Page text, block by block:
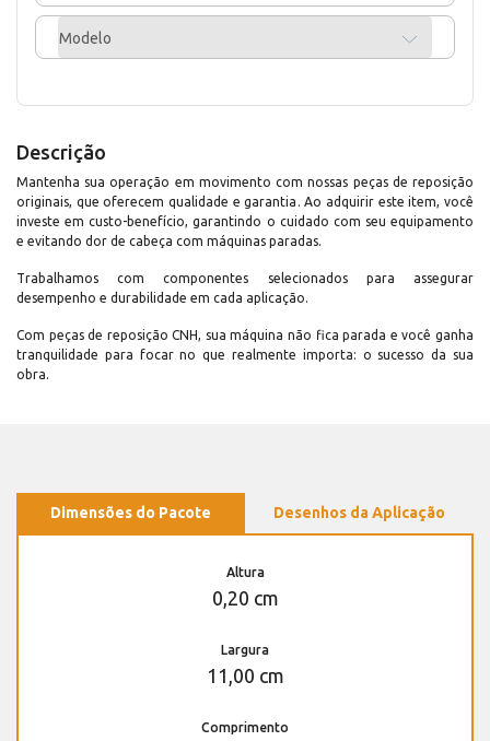
Modelo
Descrição
Mantenha sua operação em movimento com nossas peças de reposição
originais, que oferecem qualidade e garantia. Ao adquirir este item, você
investe em custo-benefício, garantindo o cuidado com seu equipamento
e evitando dor de cabeça com máquinas paradas.
Trabalhamos com componentes selecionados para assegurar
desempenho e durabilidade em cada aplicação.
Com peças de reposição CNH, sua máquina não fica parada e você ganha
tranquilidade para focar no que realmente importa: o sucesso da sua
obra.
Dimensões do Pacote Desenhos da Aplicação
Altura
0,20 cm
Largura
11,00 cm
Comprimento